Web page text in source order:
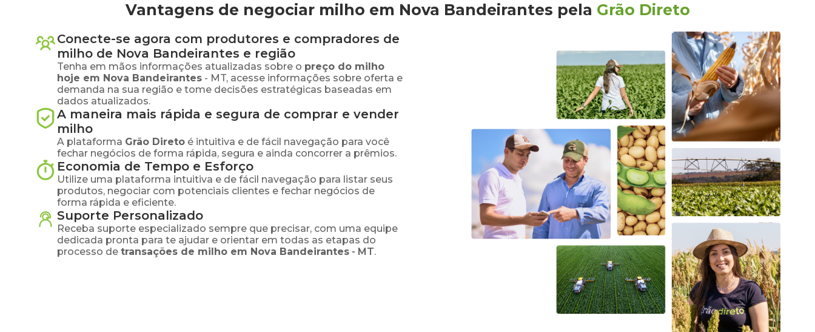
Vantagens de negociar milho em Nova Bandeirantes pela Grão Direto
Conecte-se agora com produtores e compradores de
milho de Nova Bandeirantes e região
Tenha em mãos informações atualizadas sobre o preço do milho
hoje em Nova Bandeirantes - MT, acesse informações sobre oferta e
demanda na sua região e tome decisões estratégicas baseadas em
dados atualizados.
A maneira mais rápida e segura de comprar e vender
milho
A plataforma Grão Direto é intuitiva e de fácil navegação para você
fechar negócios de forma rápida, segura e ainda concorrer a prêmios.
Economia de Tempo e Esforço
Utilize uma plataforma intuitiva e de fácil navegação para listar seus
produtos, negociar com potenciais clientes e fechar negócios de
forma rápida e eficiente.
Suporte Personalizado
Receba suporte especializado sempre que precisar, com uma equipe
dedicada pronta para te ajudar e orientar em todas as etapas do
processo de transações de milho em Nova Bandeirantes - MT.